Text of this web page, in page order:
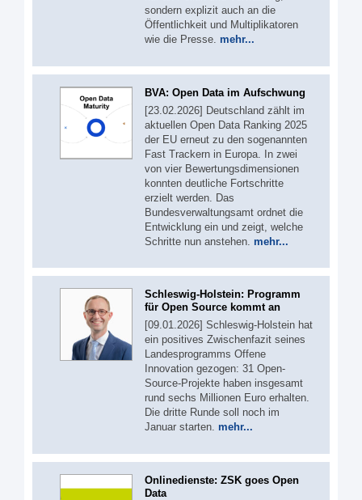
sondern explizit auch an die
Öffentlichkeit und Multiplikatoren
wie die Presse. mehr...
BVA: Open Data im Aufschwung
[23.02.2026] Deutschland zählt im
aktuellen Open Data Ranking 2025
der EU erneut zu den sogenannten
Fast Trackern in Europa. In zwei
von vier Bewertungsdimensionen
konnten deutliche Fortschritte
erzielt werden. Das
Bundesverwaltungsamt ordnet die
Entwicklung ein und zeigt, welche
Schritte nun anstehen. mehr...
Schleswig-Holstein: Programm
für Open Source kommt an
[09.01.2026] Schleswig-Holstein hat
ein positives Zwischenfazit seines
Landesprogramms Offene
Innovation gezogen: 31 Open-
Source-Projekte haben insgesamt
rund sechs Millionen Euro erhalten.
Die dritte Runde soll noch im
Januar starten. mehr...
Onlinedienste: ZSK goes Open
Data